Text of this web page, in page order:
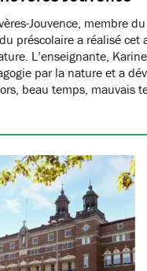
Jouvence, membre
préscolaire a réalisé cet
L’enseignante,
par la nature et a
beau temps, mauvais